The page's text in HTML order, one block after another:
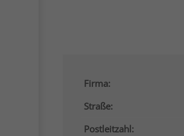
Firma:
Straße:
Postleitzahl: